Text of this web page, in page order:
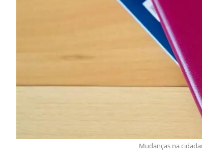
Mudanças na